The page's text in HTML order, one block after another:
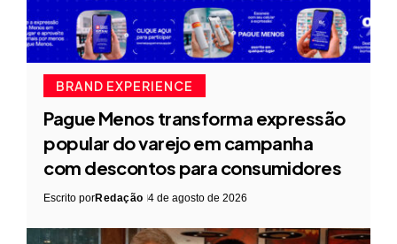
BRAND EXPERIENCE
Pague Menos transforma expressão
popular do varejo em campanha
com descontos para consumidores
Escrito porRedação 4 de agosto de 2026